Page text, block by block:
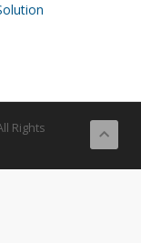
Rights